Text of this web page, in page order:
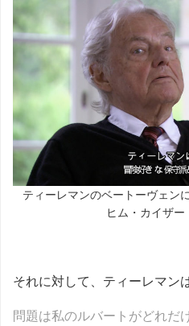
ティーレマンのベートーヴェン
ヒム・カイザ
それに対して、ティーレマン
問題は私のルバートがどれだ